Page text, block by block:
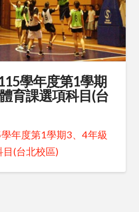
學年度第1學期
育課選項科目(台
年度第1學期3、4年級
(台北校區)